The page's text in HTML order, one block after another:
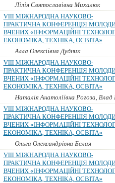
Лілія Святославівна Михалюк
VIII МІЖНАРОДНА НАУКОВО-
ПРАКТИЧНА КОНФЕРЕНЦІЯ
ВЧЕНИХ «ІНФОРМАЦІЙНІ
ЕКОНОМІКА, ТЕХНІКА, ОСВІТА»
Алла Олексіївна Дудник
VIII МІЖНАРОДНА НАУКОВО-
ПРАКТИЧНА КОНФЕРЕНЦІЯ
ВЧЕНИХ «ІНФОРМАЦІЙНІ
ЕКОНОМІКА, ТЕХНІКА, ОСВІТА»
Наталія Анатоліївна Рогоза, Влад
VIII МІЖНАРОДНА НАУКОВО-
ПРАКТИЧНА КОНФЕРЕНЦІЯ
ВЧЕНИХ «ІНФОРМАЦІЙНІ
ЕКОНОМІКА, ТЕХНІКА, ОСВІТА»
Ольга Олександрівна Бєлая
VIII МІЖНАРОДНА НАУКОВО-
ПРАКТИЧНА КОНФЕРЕНЦІЯ
ВЧЕНИХ «ІНФОРМАЦІЙНІ
ЕКОНОМІКА, ТЕХНІКА, ОСВІТА»